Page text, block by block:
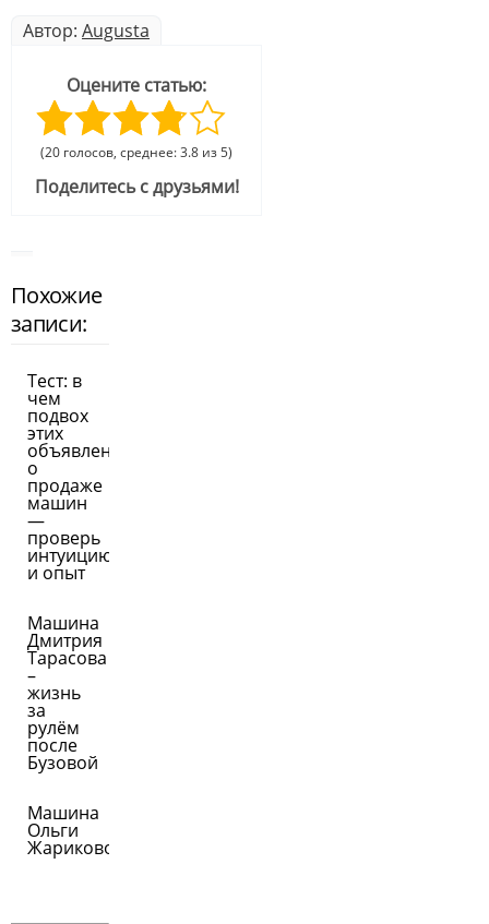
Автор: Augusta
Оцените статью:
(20 голосов, среднее: 3.8 из 5)
Поделитесь с друзьями!
Похожие
записи:
Тест: в
чем
подвох
этих
объявлений
о
продаже
машин
—
проверь
интуицию
и опыт
Машина
Дмитрия
Тарасова
–
жизнь
за
рулём
после
Бузовой
Машина
Ольги
Жариковой